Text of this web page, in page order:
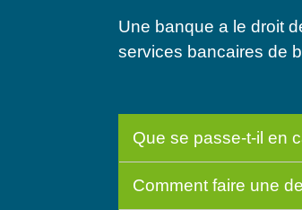
Une banque a le droit
services bancaires de
Que se passe-t-il en
Comment faire une